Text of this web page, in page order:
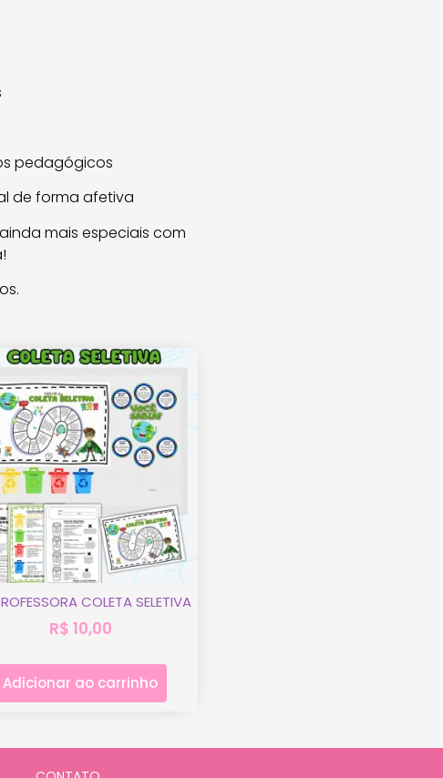
pedagógicos
de forma afetiva
mais especiais com
COLETA SELETIVA
R$ 10,00
Adicionar ao carrinho